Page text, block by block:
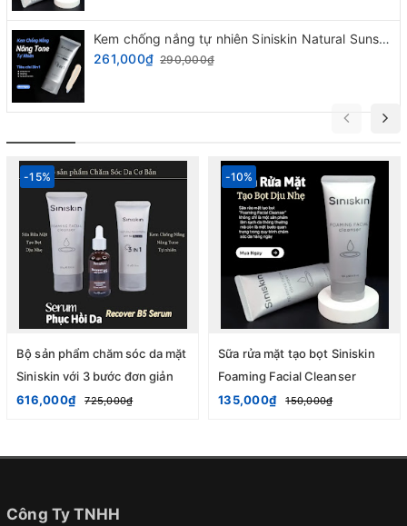
Kem chống nắng tự nhiên Siniskin Natural Sunscreen 3in1
261,000₫ 290,000₫
-15%
Bộ sản phẩm chăm sóc da mặt
Siniskin với 3 bước đơn giản
616,000₫
725,000₫
-10%
Sữa rửa mặt tạo bọt Siniskin
Foaming Facial Cleanser
135,000₫
150,000₫
Công Ty TNHH